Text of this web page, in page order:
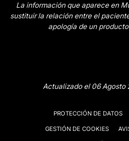
La información que aparece en
sustituir la relación entre el
apología de un
Actualizado el 06 Agosto
PROTECCIÓN DE DATOS
GESTIÓN DE COOKIES